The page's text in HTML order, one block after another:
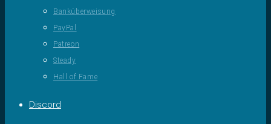
Banküberweisung
PayPal
Patreon
Steady
Hall of Fame
Discord